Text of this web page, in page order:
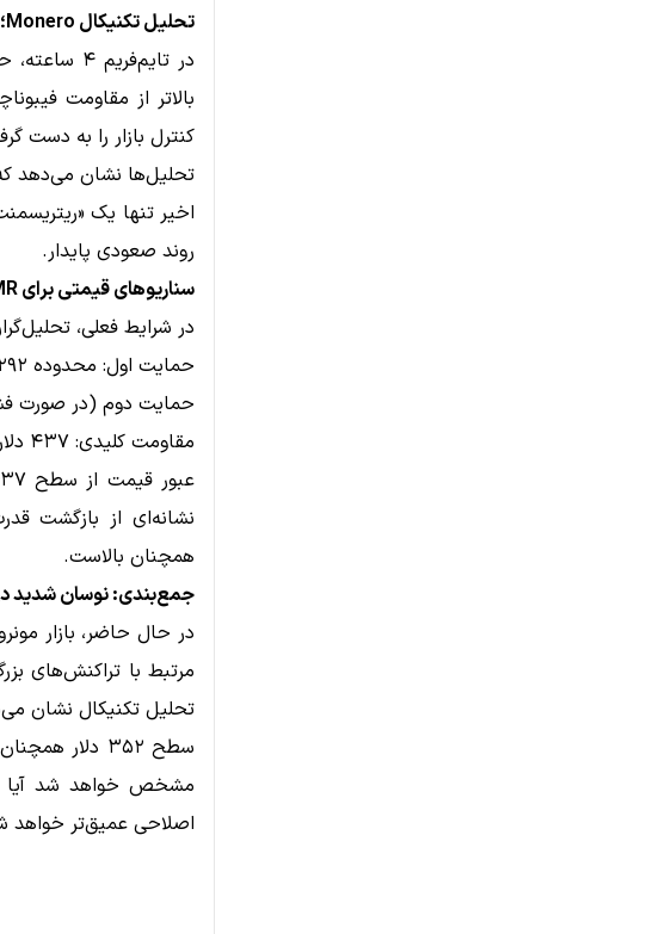
تحلیل تکنیکال Monero؛ ساختار نزولی در تایم‌فریم‌های پایین‌تر
کنترل بازار را به دست
تحلیل‌ها نشان می‌دهد
اخیر تنها یک
روند صعودی پایدار.
سناریوهای قیمتی برای XMR
در شرایط فعلی،
حمایت اول: محدوده ۲۹۲ دلار
حمایت دوم (در صورت فشار
مقاومت کلیدی: ۴۳۷ دلار
نشانه‌ای از بازگشت
همچنان بالاست.
جمع‌بندی: نوسان شدید در
در حال حاضر، بازار
مرتبط با تراکنش‌های
تحلیل تکنیکال نشان
سطح ۳۵۲
اصلاحی عمیق‌تر خواهد